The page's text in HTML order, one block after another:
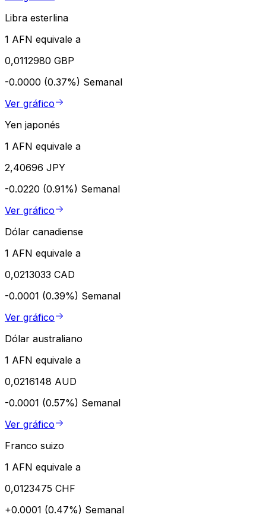
Libra esterlina
1 AFN equivale a
0,0112980 GBP
-0.0000 (0.37%) Semanal
Ver gráfico
Yen japonés
1 AFN equivale a
2,40696 JPY
-0.0220 (0.91%) Semanal
Ver gráfico
Dólar canadiense
1 AFN equivale a
0,0213033 CAD
-0.0001 (0.39%) Semanal
Ver gráfico
Dólar australiano
1 AFN equivale a
0,0216148 AUD
-0.0001 (0.57%) Semanal
Ver gráfico
Franco suizo
1 AFN equivale a
0,0123475 CHF
+0.0001 (0.47%) Semanal